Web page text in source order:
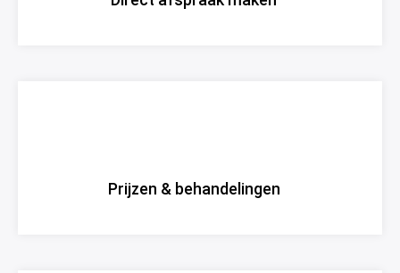
Prijzen & behandelingen